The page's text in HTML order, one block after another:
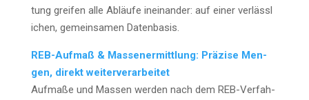
tung grei­fen alle Abläu­fe inein­an­der: auf einer ver­läss­l
i­chen, gemein­sa­men Datenbasis.
REB-Auf­maß & Mas­sen­er­mitt­lung: Prä­zi­se Men­
gen, direkt wei­ter­ver­ar­bei­tet
Auf­ma­ße und Mas­sen wer­den nach dem REB-Ver­fah­